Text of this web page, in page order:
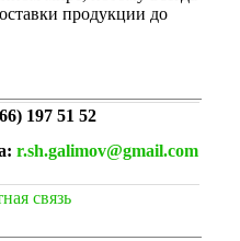
продукции до
197 51 52
r.sh.galimov@gmail.com
связь